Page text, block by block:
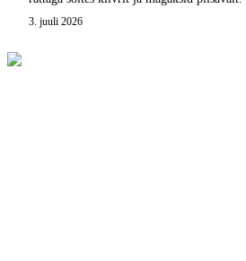
3. juuli 2026